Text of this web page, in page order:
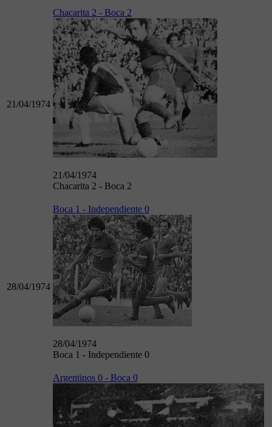
21/04/1974
Chacarita 2 - Boca 2
21/04/1974
Chacarita 2 - Boca 2
28/04/1974
Boca 1 - Independiente 0
28/04/1974
Boca 1 - Independiente 0
Argentinos 0 - Boca 0